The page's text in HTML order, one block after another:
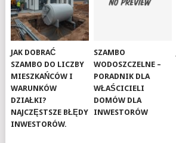
JAK DOBRAĆ
SZAMBO DO LICZBY
MIESZKAŃCÓW I
WARUNKÓW
DZIAŁKI?
NAJCZĘSTSZE BŁĘDY
INWESTORÓW.
SZAMBO
WODOSZCZELNE –
PORADNIK DLA
WŁAŚCICIELI
DOMÓW DLA
INWESTORÓW